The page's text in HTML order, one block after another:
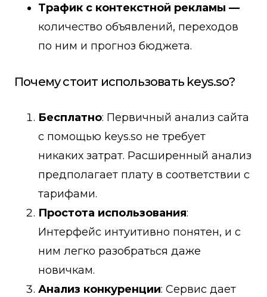
Трафик с контекстной рекламы —
количество объявлений, переходов
по ним и прогноз бюджета.
Почему стоит использовать keys.so?
Бесплатно: Первичный анализ сайта
с помощью keys.so не требует
никаких затрат. Расширенный анализ
предполагает плату в соответствии с
тарифами.
Простота использования:
Интерфейс интуитивно понятен, и с
ним легко разобраться даже
новичкам.
Анализ конкуренции: Сервис дает